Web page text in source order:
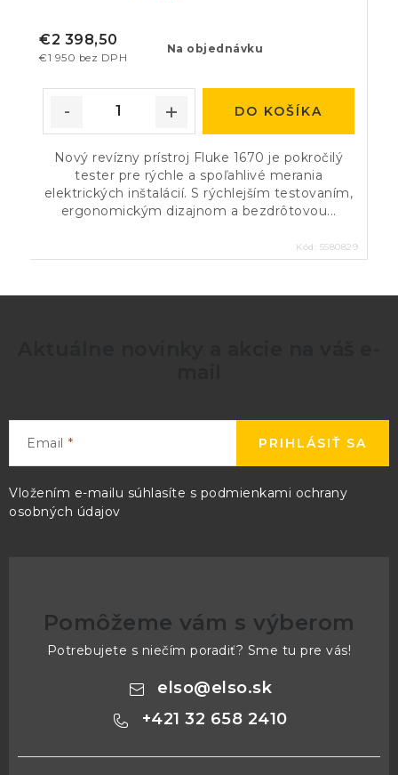
Na objednávku
€1 950 bez DPH
€2 398,50
DO KOŠÍKA
Nový revízny prístroj Fluke 1670 je pokročilý
tester pre rýchle a spoľahlivé merania
elektrických inštalácií. S rýchlejším testovaním,
ergonomickým dizajnom a bezdrôtovou...
Kód: 5580829
Email
Vložením e-mailu súhlasíte s podmienkami ochrany
osobných údajov
PRIHLÁSIŤ SA
Pomôžeme vám s výberom
Potrebujete s niečím poradiť? Sme tu pre vás!
elso@elso.sk
+421 32 658 2410